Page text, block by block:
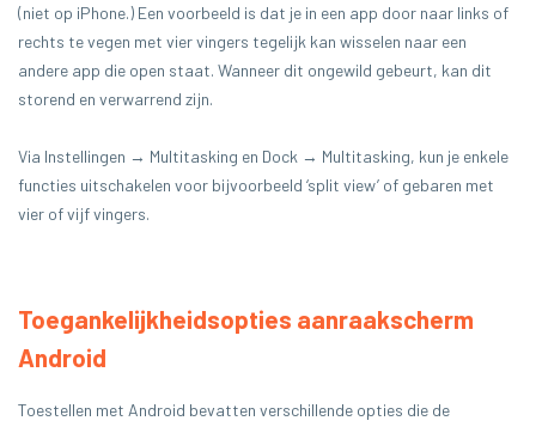
(niet op iPhone.) Een voorbeeld is dat je in een app door naar links of
rechts te vegen met vier vingers tegelijk kan wisselen naar een
andere app die open staat. Wanneer dit ongewild gebeurt, kan dit
storend en verwarrend zijn.
Via Instellingen → Multitasking en Dock → Multitasking, kun je enkele
functies uitschakelen voor bijvoorbeeld ‘split view’ of gebaren met
vier of vijf vingers.
Toegankelijkheidsopties aanraakscherm
Android
Toestellen met Android bevatten verschillende opties die de